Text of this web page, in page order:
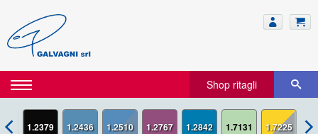
Shop ritagli
1.2379 1.2767 1.2842 1.7131 1.7225